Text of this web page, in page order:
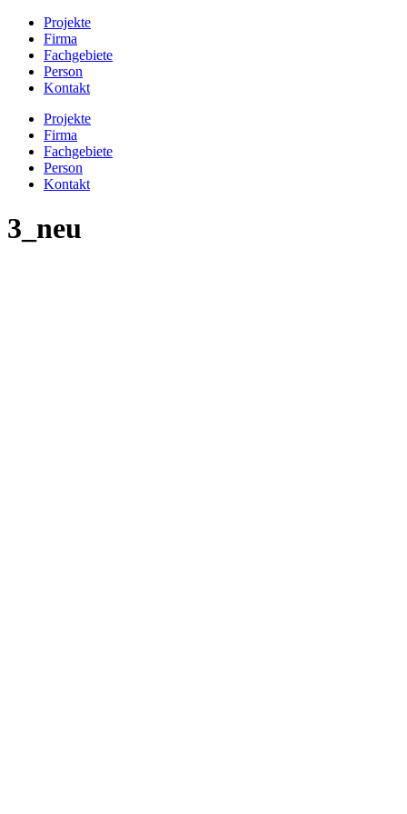
Projekte
Firma
Fachgebiete
Person
Kontakt
Projekte
Firma
Fachgebiete
Person
Kontakt
3_neu